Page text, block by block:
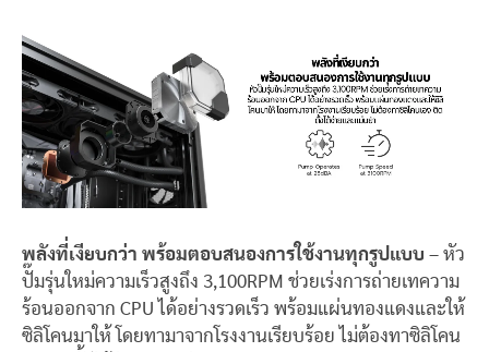
พลังที่เงียบกว่า พร้อมตอบสนองการใช้งานทุกรูปแบบ – หัว
ปั๊มรุ่นใหม่ความเร็วสูงถึง 3,100RPM ช่วยเร่งการถ่ายเทความ
ร้อนออกจาก CPU ได้อย่างรวดเร็ว พร้อมแผ่นทองแดงและให้
ซิลิโคนมาให้ โดยทามาจากโรงงานเรียบร้อย ไม่ต้องทาซิลิโคน